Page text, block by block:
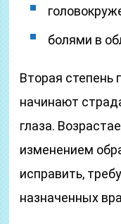
болями в
Вторая степень
начинают
глаза.
изменением
исправить,
назначенных